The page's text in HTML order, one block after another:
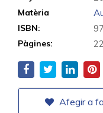
Matèria
ISBN:
Pàgines:
Afegir a